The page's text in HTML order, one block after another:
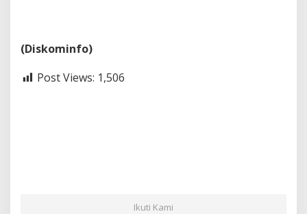
(Diskominfo)
Post Views: 1,506
Ikuti Kami